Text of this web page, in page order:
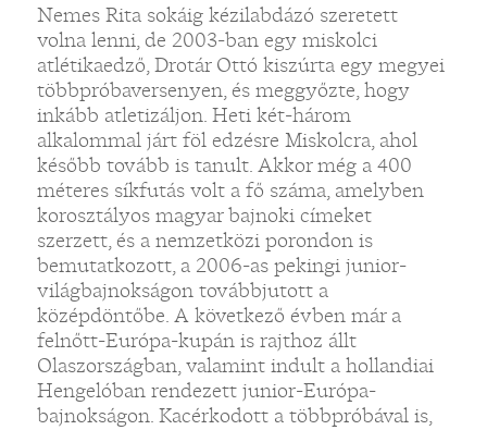
Nemes Rita sokáig kézilabdázó szeretett
volna lenni, de 2003-ban egy miskolci
atlétikaedző, Drotár Ottó kiszúrta egy megyei
többpróbaversenyen, és meggyőzte, hogy
inkább atletizáljon. Heti két-három
alkalommal járt föl edzésre Miskolcra, ahol
később tovább is tanult. Akkor még a 400
méteres síkfutás volt a fő száma, amelyben
korosztályos magyar bajnoki címeket
szerzett, és a nemzetközi porondon is
bemutatkozott, a 2006-as pekingi junior-
világbajnokságon továbbjutott a
középdöntőbe. A következő évben már a
felnőtt-Európa-kupán is rajthoz állt
Olaszországban, valamint indult a hollandiai
Hengelóban rendezett junior-Európa-
bajnokságon. Kacérkodott a többpróbával is,